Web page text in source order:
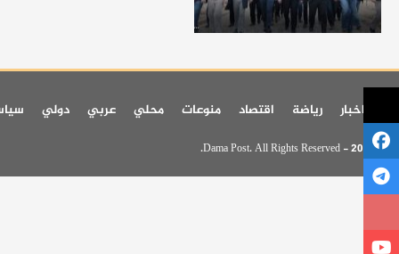
اخر اخبار رياضة اقتصاد منوعات محلي عربي دولي
© 2026 - Dama Post. All Rights Reserved.